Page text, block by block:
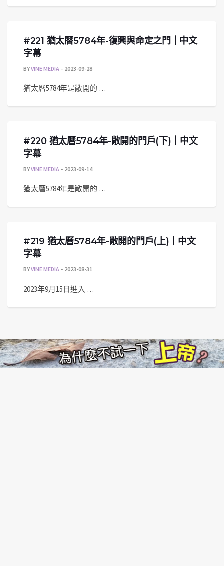
#221 猶太曆5784年-復興與命定之門｜中文
字幕
BYVINE MEDIA 2023-09-28
猶太曆5784年是敞開的 …
#220 猶太曆5784年-敞開的門戶(下)｜中文
字幕
BYVINE MEDIA 2023-09-14
猶太曆5784年是敞開的 …
#219 猶太曆5784年-敞開的門戶(上)｜中文
字幕
BYVINE MEDIA 2023-08-31
2023年9月15日進入 …